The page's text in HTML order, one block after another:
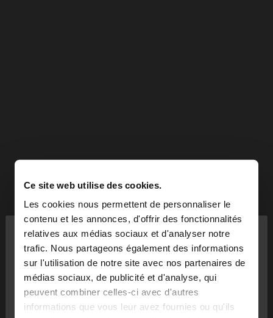
Ce site web utilise des cookies.
Les cookies nous permettent de personnaliser le
contenu et les annonces, d'offrir des fonctionnalités
relatives aux médias sociaux et d'analyser notre
trafic. Nous partageons également des informations
sur l'utilisation de notre site avec nos partenaires de
médias sociaux, de publicité et d'analyse, qui
peuvent combiner celles-ci avec d'autres
informations que vous leur avez fournies ou qu'ils
bonjour ×
Vous accédez au site depuis Luxembourg. Voulez-
vous parcourir notre site au United States?